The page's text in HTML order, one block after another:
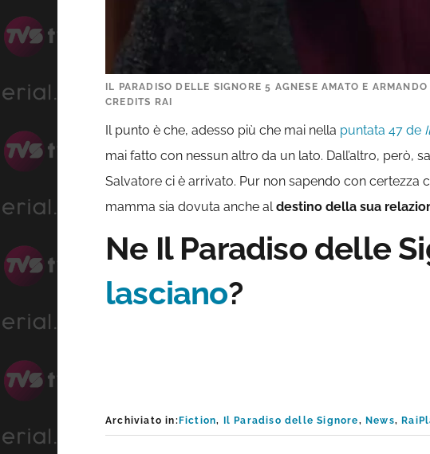
IL PARADISO DELLE SIGNORE 5 AGNESE AMATO E
CREDITS RAI
Il punto è che, adesso più che mai nella puntata 47 de
mai fatto con nessun altro da un lato. Dall’altro, però,
Salvatore ci è arrivato. Pur non sapendo con certezza
mamma sia dovuta anche aldestino della sua
Ne Il Paradiso delle
lasciano?
Archiviato in: Fiction, Il Paradiso delle Signore, News,